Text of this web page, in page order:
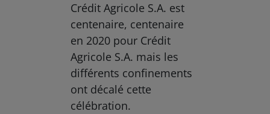
Crédit Agricole S.A. est
centenaire, centenaire
en 2020 pour Crédit
Agricole S.A. mais les
différents confinements
ont décalé cette
célébration.